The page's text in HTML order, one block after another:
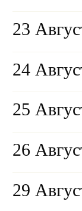
23
24
25
26
29